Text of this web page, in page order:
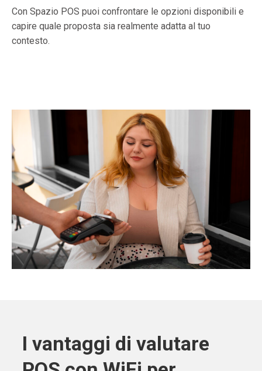
Con Spazio POS puoi confrontare le opzioni disponibili e
capire quale proposta sia realmente adatta al tuo
contesto.
I vantaggi di valutare